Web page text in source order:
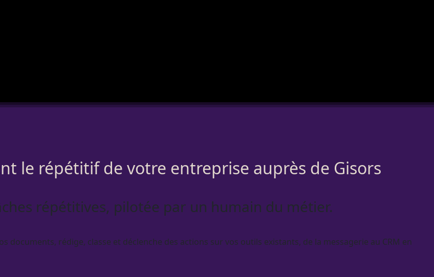
le répétitif de votre entreprise auprès de Gisors
répétitives, pilotée par un humain du métier.
documents, rédige, classe et déclenche des actions sur vos outils existants, de la messagerie au CRM en